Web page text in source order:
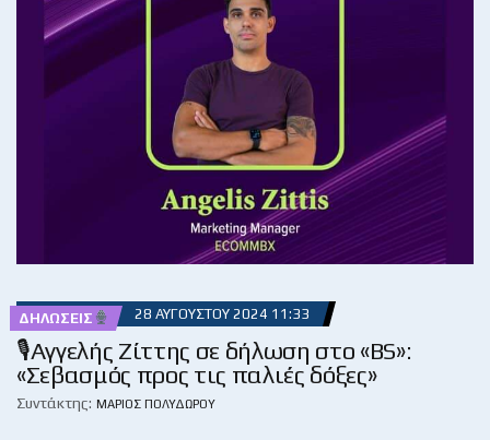
ΔΗΛΏΣΕΙΣ 28 ΑΥΓΟΎΣΤΟΥ 2024 11:33
🎙Αγγελής Ζίττης σε δήλωση στο «BS»:
«Σεβασμός προς τις παλιές δόξες»
Συντάκτης: ΜΆΡΙΟΣ ΠΟΛΥΔΏΡΟΥ